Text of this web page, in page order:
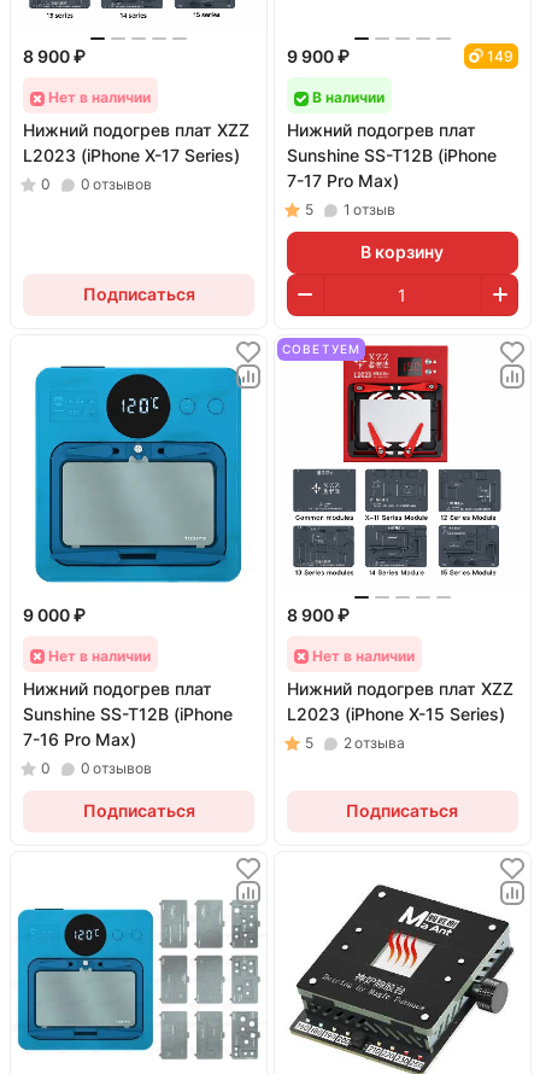
8 900 ₽
Нет в наличии
Нижний подогрев плат XZZ
L2023 (iPhone X-17 Series)
0 0 отзывов
Подписаться
9 900 ₽ 149
В наличии
Нижний подогрев плат
Sunshine SS-T12B (iPhone
7-17 Pro Max)
5 1 отзыв
В корзину
9 000 ₽
Нет в наличии
Нижний подогрев плат
Sunshine SS-T12B (iPhone
7-16 Pro Max)
0 0 отзывов
Подписаться
СОВЕТУЕМ
8 900 ₽
Нет в наличии
Нижний подогрев плат XZZ
L2023 (iPhone X-15 Series)
5 2отзыва
Подписаться